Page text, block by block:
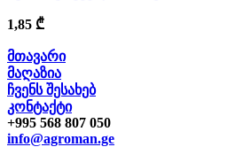
1,85 ₾
მთავარი
მაღაზია
ჩვენს შესახებ
კონტაქტი
+995 568 807 050
info@agroman.ge